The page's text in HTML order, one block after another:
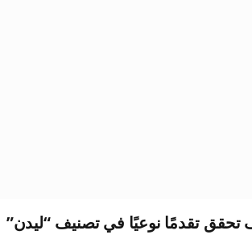
تحقق تقدمًا نوعيًا في تصنيف “ليدن”